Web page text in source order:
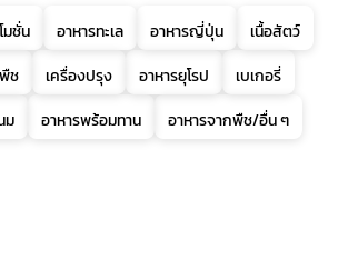
มชั่น อาหารทะเล อาหารญี่ปุ่น
เนื้อสัตว์
ช
เครื่องปรุง อาหารยุโรป
เบเกอรี่
ม
อาหารพร้อมทาน อาหารจากพืช/อื่น ๆ